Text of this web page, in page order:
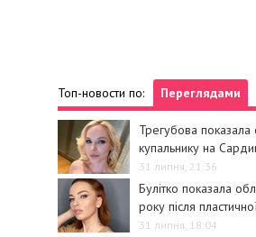
Топ-новости по: Переглядами
Трегубова показала
купальнику на
31 липня, 21:36
Булітко показала
року після
31 липня, 18:04